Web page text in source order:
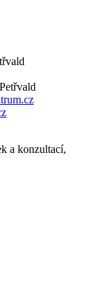
a konzultací,